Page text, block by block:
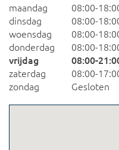
maandag 08:00-
dinsdag
08:00-
woensdag
08:00-
donderdag
08:00-
vrijdag
08:00-
zaterdag
08:00-
zondag
Gesloten